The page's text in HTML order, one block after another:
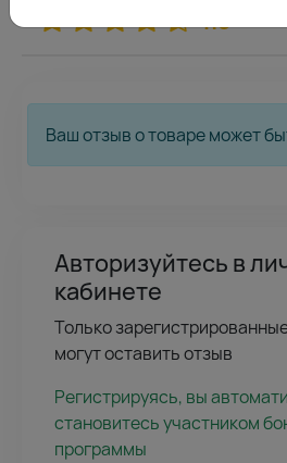
4.9
Ваш отзыв о товаре может
Авторизуйтесь в
кабинете
Только
могут оставить отзыв
Регистрируясь, вы
становитесь участником
программы